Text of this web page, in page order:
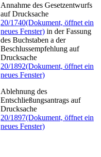
Annahme des Gesetzentwurfs
auf Drucksache
20/1740(Dokument, öffnet ein
neues Fenster) in der Fassung
des Buchstaben a der
Beschlussempfehlung auf
Drucksache
20/1892(Dokument, öffnet ein
neues Fenster)
Ablehnung des
Entschließungsantrags auf
Drucksache
20/1897(Dokument, öffnet ein
neues Fenster)